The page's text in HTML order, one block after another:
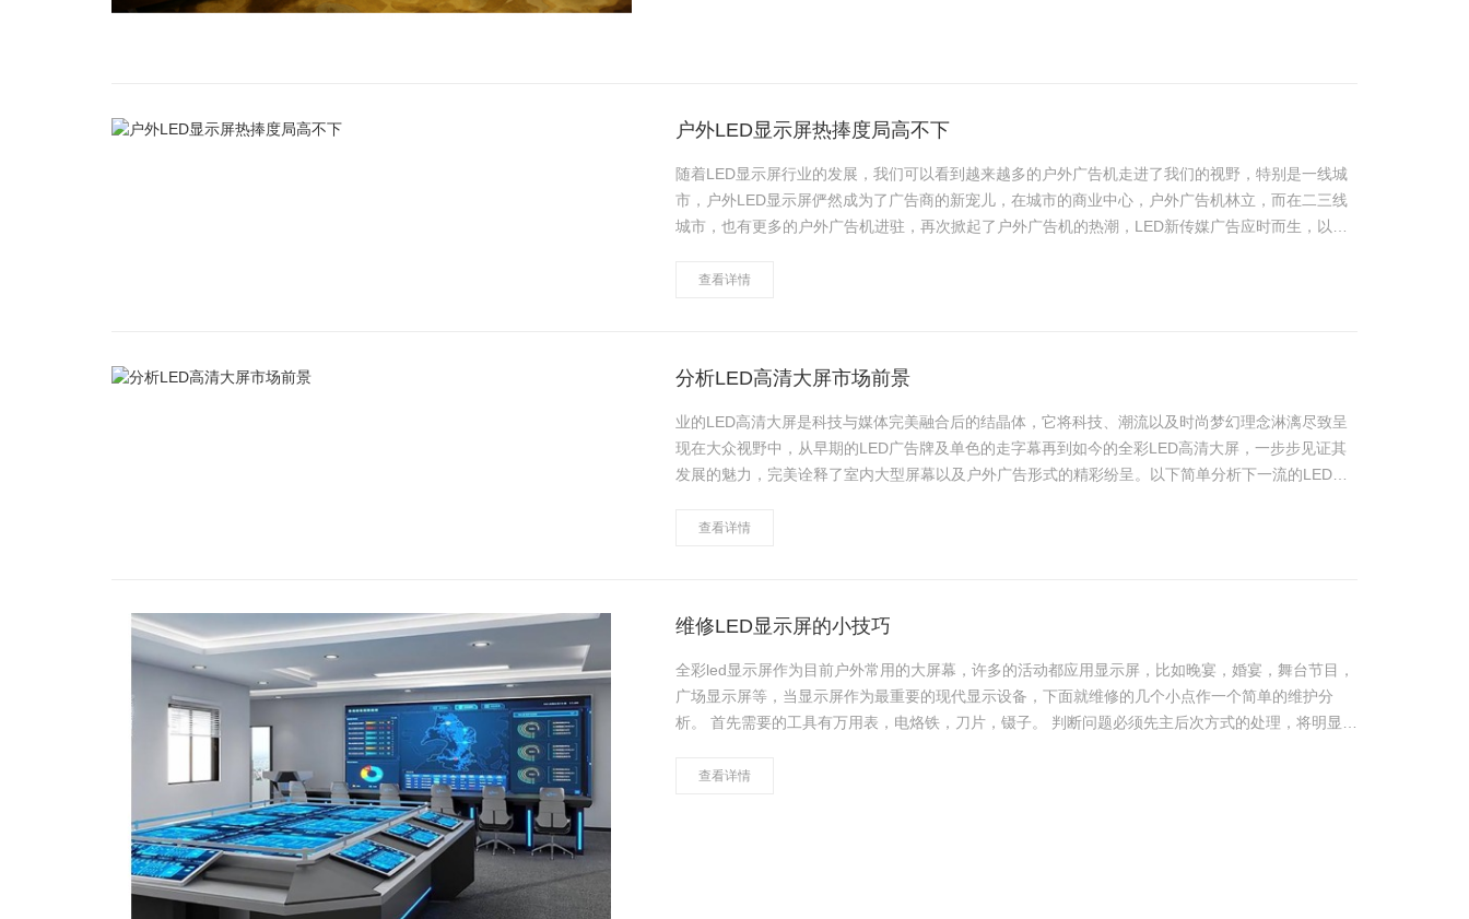
户外LED显示屏热捧度局高不下
随着LED显示屏行业的发展，我们可以看到越来越多的户外广告机走进了我们的视野，特别是一线城
市，户外LED显示屏俨然成为了广告商的新宠儿，在城市的商业中心，户外广告机林立，而在二三线
城市，也有更多的户外广告机进驻，再次掀起了户外广告机的热潮，LED新传媒广告应时而生，以其
查看详情
分析LED高清大屏市场前景
业的LED高清大屏是科技与媒体完美融合后的结晶体，它将科技、潮流以及时尚梦幻理念淋漓尽致呈
现在大众视野中，从早期的LED广告牌及单色的走字幕再到如今的全彩LED高清大屏，一步步见证其
发展的魅力，完美诠释了室内大型屏幕以及户外广告形式的精彩纷呈。以下简单分析下一流的LED高
查看详情
维修LED显示屏的小技巧
全彩led显示屏作为目前户外常用的大屏幕，许多的活动都应用显示屏，比如晚宴，婚宴，舞台节目，
广场显示屏等，当显示屏作为最重要的现代显示设备，下面就维修的几个小点作一个简单的维护分
析。 首先需要的工具有万用表，电烙铁，刀片，镊子。 判断问题必须先主后次方式的处理，将明显
查看详情